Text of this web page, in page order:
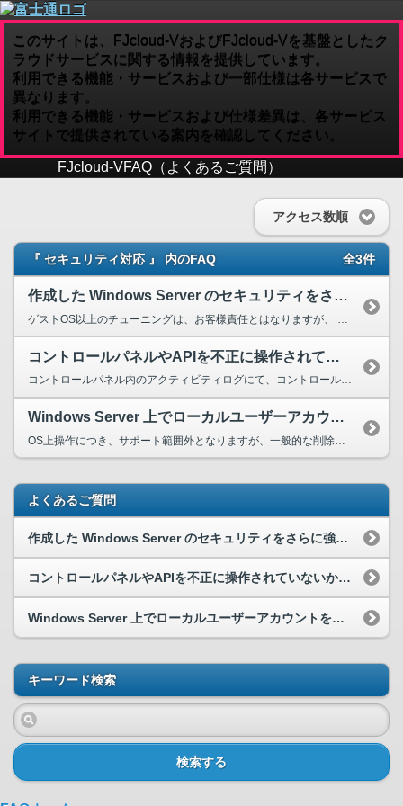
このサイトは、FJcloud-VおよびFJcloud-Vを基盤としたク
ラウドサービスに関する情報を提供しています。
利用できる機能・サービスおよび一部仕様は各サービスで
異なります。
利用できる機能・サービスおよび仕様差異は、各サービス
サイトで提供されている案内を確認してください。
FJcloud-VFAQ（よくあるご質問）
アクセス数順
『 セキュリティ対応 』 内のFAQ 全3件
作成した Windows Server のセキュリティをさらに強化するには、どうすれば良いですか。
ゲストOS以上のチューニングは、お客様責任とはなりますが、 一般的に以下の観点でご確認および対策いただくと良いと思われます。 1. ファイアウォールを適切に設定する。 リモートデスクト...
コントロールパネルやAPIを不正に操作されていないか確認したい。
コントロールパネル内のアクティビティログにて、コントロールパネルやAPIの操作ログを確認できます。 意図しないログインや操作が行われていないかご確認ください。 コンピューティング以外の操作ロ...
Windows Server 上でローカルユーザーアカウントを削除する
よくあるご質問
作成した Windows Server のセキュリティをさらに強化するには、どうすれば良いですか。
コントロールパネルやAPIを不正に操作されていないか確認したい。
Windows Server 上でローカルユーザーアカウントを削除する
キーワード検索
検索する